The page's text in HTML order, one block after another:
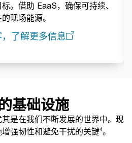
。借助 EaaS，确保可持续、
现场能源。
了解更多信息
基础设施
是在我们不断发展的世界中。现
强韧性和避免干扰的关键4。